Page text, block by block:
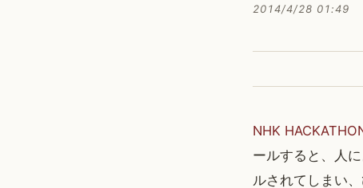
2014/4/28 01:49
NHK
ールすると、人
ルされてしまい